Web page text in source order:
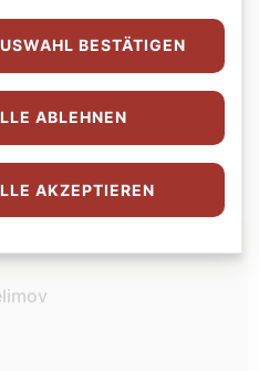
BESTÄTIGEN
ABLEHNEN
AKZEPTIEREN